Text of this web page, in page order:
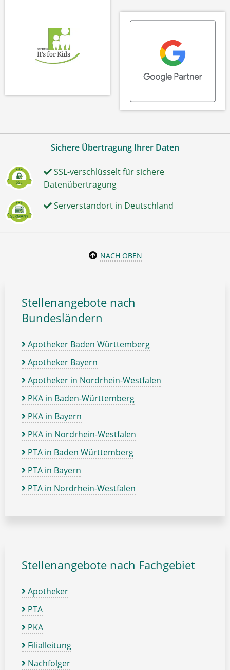
Sichere Übertragung Ihrer Daten
SSL-verschlüsselt für sichere
Datenübertragung
Serverstandort in Deutschland
NACH OBEN
Stellenangebote nach
Bundesländern
Apotheker Baden Württemberg
Apotheker Bayern
Apotheker in Nordrhein-Westfalen
PKA in Baden-Württemberg
PKA in Bayern
PKA in Nordrhein-Westfalen
PTA in Baden Württemberg
PTA in Bayern
PTA in Nordrhein-Westfalen
Stellenangebote nach Fachgebiet
Apotheker
PTA
PKA
Filialleitung
Nachfolger